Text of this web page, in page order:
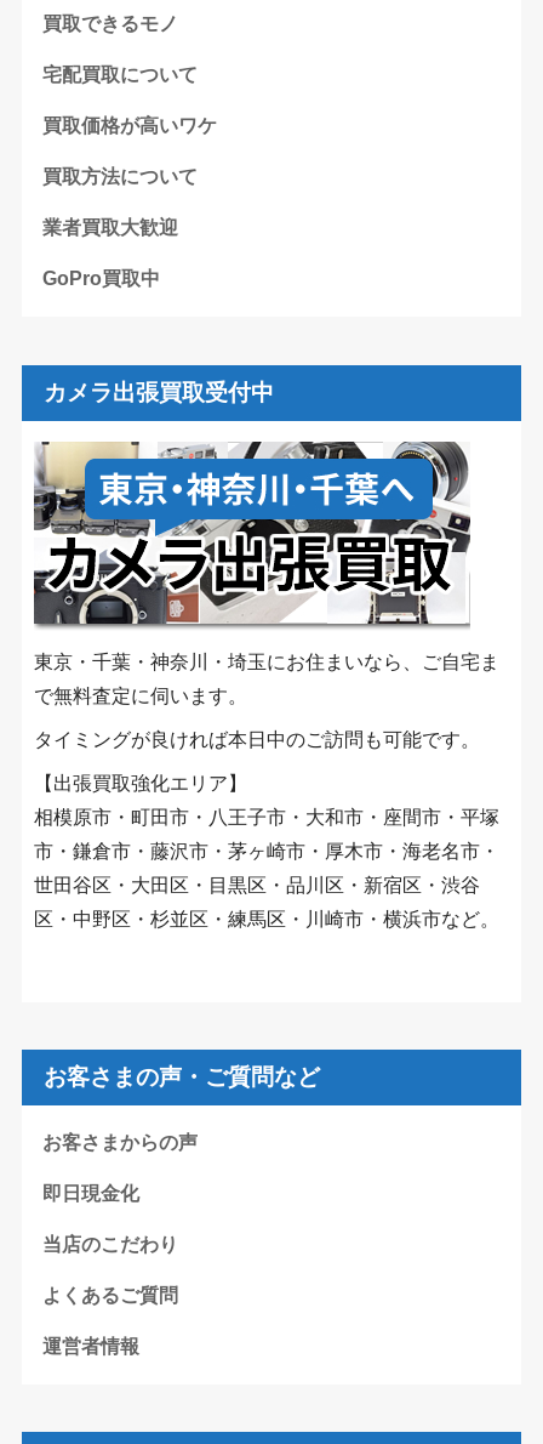
買取できるモノ
宅配買取について
買取価格が高いワケ
買取方法について
業者買取大歓迎
GoPro買取中
カメラ出張買取受付中
東京・千葉・神奈川・埼玉にお住まいなら、ご自宅ま
で無料査定に伺います。
タイミングが良ければ本日中のご訪問も可能です。
【出張買取強化エリア】
相模原市・町田市・八王子市・大和市・座間市・平塚
市・鎌倉市・藤沢市・茅ヶ崎市・厚木市・海老名市・
世田谷区・大田区・目黒区・品川区・新宿区・渋谷
区・中野区・杉並区・練馬区・川崎市・横浜市など。
お客さまの声・ご質問など
お客さまからの声
即日現金化
当店のこだわり
よくあるご質問
運営者情報